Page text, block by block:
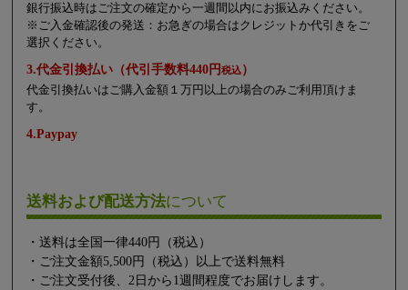
銀行振込時はご注文の確定から一週間以内にお振込みください。
※ご入金確認後の発送：お急ぎの場合はクレジットか代引きをご
選択ください。
3.代金引換払い（代引手数料440円税込）
代金引換払いはご購入金額１万円以上の場合のみご利用頂けま
す。
4.Paypay
送料および配送方法について
・送料は全国一律440円（税込）
・ご注文金額5,500円（税込）以上で送料無料
・ご注文受付後、2日から1週間程度でお届けします。